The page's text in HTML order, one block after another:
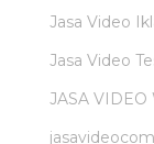
Jasa Video
Jasa Video
JASA VIDEO